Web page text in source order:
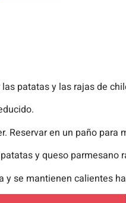
patatas y las rajas de
Reservar en un paño para
y queso parmesano
y se mantienen calientes